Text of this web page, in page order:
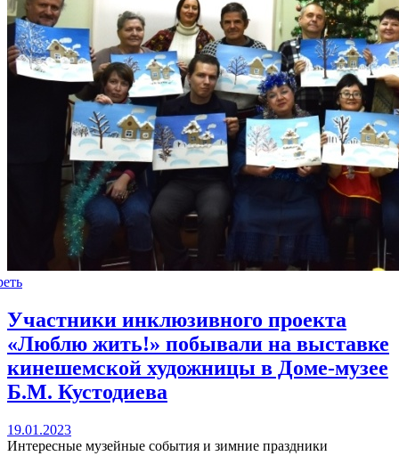
Участники инклюзивного проекта
«Люблю жить!» побывали на выставке
кинешемской художницы в Доме-музее
Б.М. Кустодиева
19.01.2023
Интересные музейные события и зимние праздники